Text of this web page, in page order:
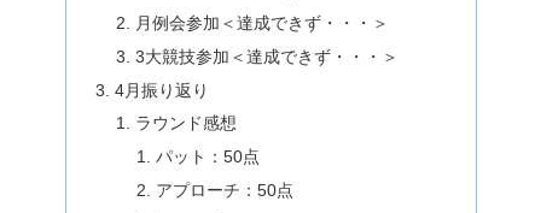
月例会参加＜達成できず・・・＞
3大競技参加＜達成できず・・・＞
4月振り返り
ラウンド感想
パット：50点
アプローチ：50点